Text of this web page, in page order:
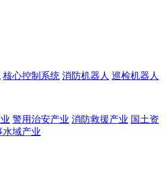
核心控制系统 消防机器人 巡检机器人
警用治安产业 消防救援产业 国土资
水域产业